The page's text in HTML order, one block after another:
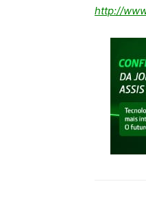
http://